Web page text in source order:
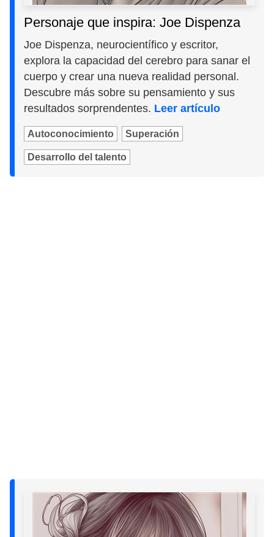
Personaje que inspira: Joe Dispenza
Joe Dispenza, neurocientífico y escritor,
explora la capacidad del cerebro para sanar el
cuerpo y crear una nueva realidad personal.
Descubre más sobre su pensamiento y sus
resultados sorprendentes. Leer artículo
Autoconocimiento Superación
Desarrollo del talento